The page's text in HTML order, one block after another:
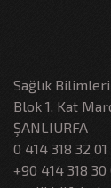
Sağlık
Blok 1. Kat
ŞANLIURFA
0 414 318 32 01
+90 414 318 30